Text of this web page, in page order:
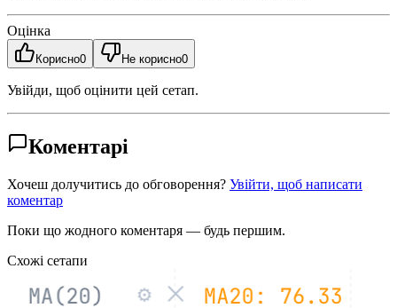
Оцінка
Корисно0 Не корисно0
Увійди, щоб оцінити цей сетап.
Коментарі
Хочеш долучитись до обговорення? Увійти, щоб написати
коментар
Поки що жодного коментаря — будь першим.
Схожі сетапи